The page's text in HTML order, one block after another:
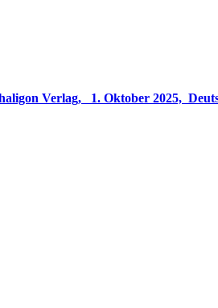
2025, ‎ Deutsche Erstausgabe, Seitenzahl der